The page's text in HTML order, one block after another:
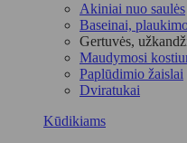
Akiniai nuo saulės
Baseinai,
Gertuvės,
Maudymosi
Paplūdimio žaislai
Dviratukai
Kūdikiams